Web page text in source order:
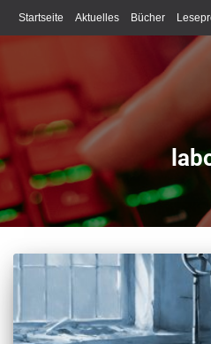
Startseite Aktuelles Bücher